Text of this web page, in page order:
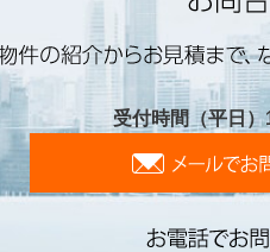
受付時間（平日